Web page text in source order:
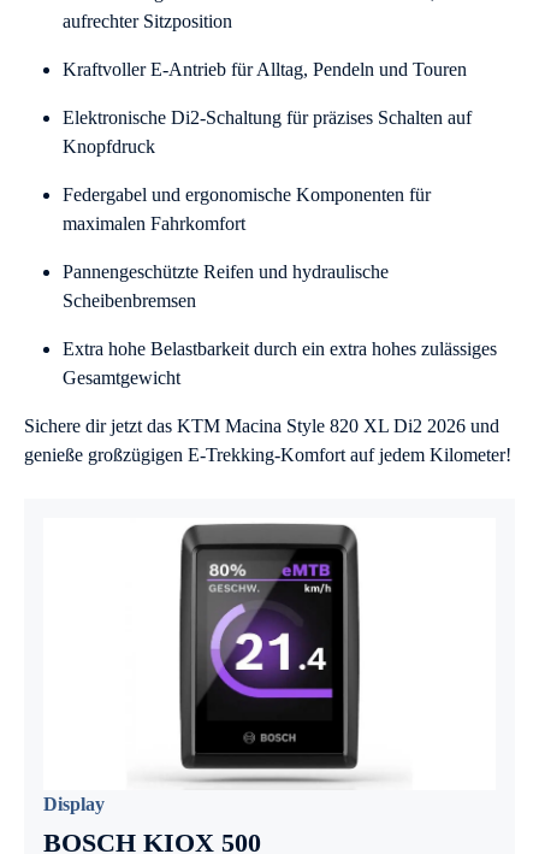
aufrechter Sitzposition
Kraftvoller E-Antrieb für Alltag, Pendeln und Touren
Elektronische Di2-Schaltung für präzises Schalten auf
Knopfdruck
Federgabel und ergonomische Komponenten für
maximalen Fahrkomfort
Pannengeschützte Reifen und hydraulische
Scheibenbremsen
Extra hohe Belastbarkeit durch ein extra hohes zulässiges
Gesamtgewicht
Sichere dir jetzt das KTM Macina Style 820 XL Di2 2026 und
genieße großzügigen E-Trekking-Komfort auf jedem Kilometer!
Display
BOSCH KIOX 500